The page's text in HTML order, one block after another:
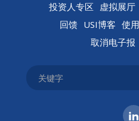
投资人专区 虚拟展厅
回馈 USI博客 使
取消电子报